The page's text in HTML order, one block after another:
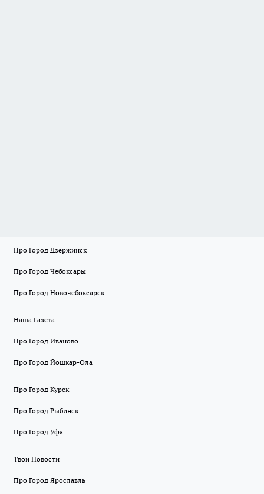
Про Город Дзержинск
Про Город Чебоксары
Про Город Новочебоксарск
Наша Газета
Про Город Иваново
Про Город Йошкар-Ола
Про Город Курск
Про Город Рыбинск
Про Город Уфа
Твои Новости
Про Город Ярославль